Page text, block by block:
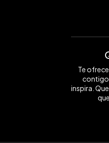
Te
inspira.